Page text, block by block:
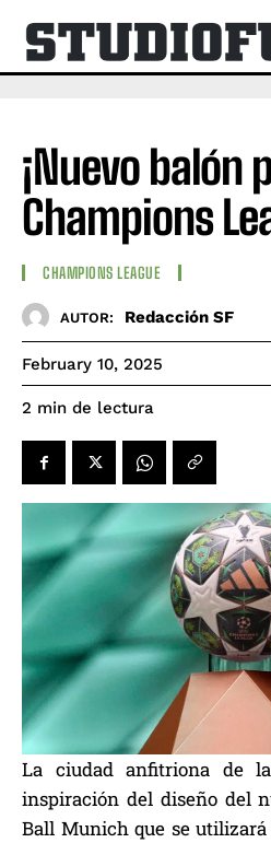
¡Nuevo balón
Champions
CHAMPIONS LEAGUE
AUTOR: Redacción SF
February 10, 2025
2 min de lectura
La ciudad anfitriona de
inspiración del diseño del
Ball Munich que se